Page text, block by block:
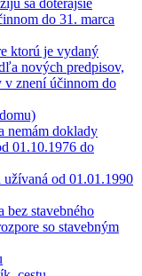
sa doterajšie
do 31. marca
ktorú je vydaný
nových predpisov,
v znení účinnom do
nemám doklady
01.10.1976 do
užívaná od 01.01.1990
bez stavebného
so stavebným